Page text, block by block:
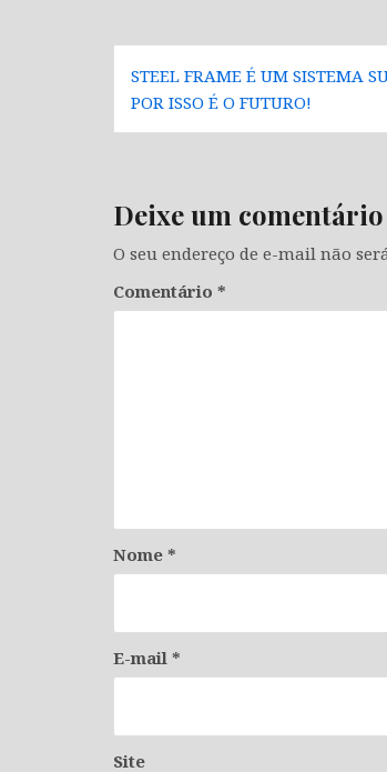
Navegação
de
Post
STEEL FRAME É UM SISTEMA
POR ISSO É O FUTURO!
Deixe um comentário
O seu endereço de e-mail não
Comentário *
Nome *
E-mail *
Site